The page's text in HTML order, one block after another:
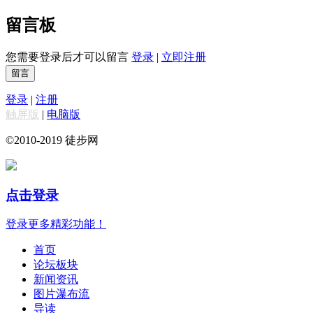
留言板
您需要登录后才可以留言 登录 | 立即注册
留言
登录 | 注册
触屏版 | 电脑版
©2010-2019 徒步网
点击登录
登录更多精彩功能！
首页
论坛板块
新闻资讯
图片瀑布流
导读